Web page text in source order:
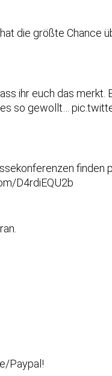
die größte Chance
ihr euch das
so gewollt…
finden
D4rdiEQU2b
Paypal!